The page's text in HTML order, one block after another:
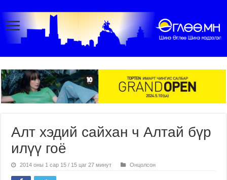
Алт хэдий сайхан ч Алтай бүр
илүү гоё
2014 оны 1 сар 15 / 15 цаг 27 минут Онцолсон